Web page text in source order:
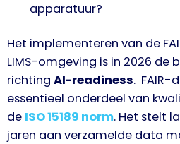
apparatuur?
Het implementeren van de
LIMS-omgeving is in 2026 de
richting AI-readiness. FAIR-
essentieel onderdeel van
de ISO 15189 norm. Het stelt
jaren aan verzamelde data